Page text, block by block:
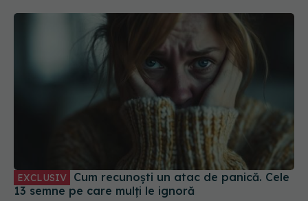
13 semne pe care mulți le ignoră
10 iun 2024, 08:46